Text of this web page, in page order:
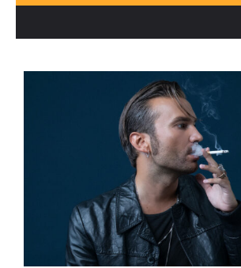
RADIO TV
News
MUSICA